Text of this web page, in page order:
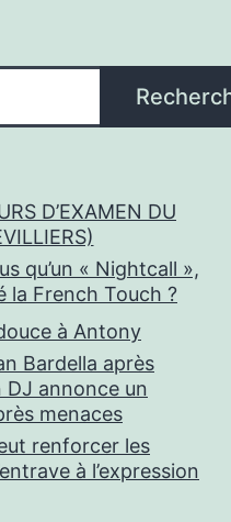
D’EXAMEN DU
qu’un « Nightcall »,
la French Touch ?
à Antony
Bardella après
DJ annonce un
menaces
renforcer les
à l’expression